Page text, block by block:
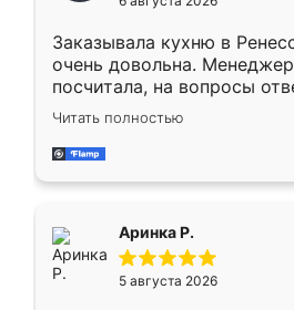
мебели буду заказывать
Заказывала кухню в
очень довольна.
посчитала, на вопросы
Замерщик приехал в
делу со всей
за день, ребята работали
Читать полностью
Аринка Р.
5 августа 2026